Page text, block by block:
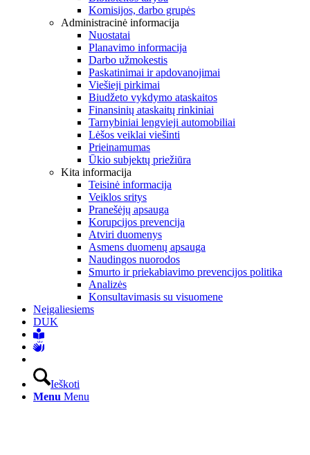
Komisijos, darbo grupės
Administracinė informacija
Nuostatai
Planavimo informacija
Darbo užmokestis
Paskatinimai ir apdovanojimai
Viešieji pirkimai
Biudžeto vykdymo ataskaitos
Finansinių ataskaitų rinkiniai
Tarnybiniai lengvieji automobiliai
Lėšos veiklai viešinti
Prieinamumas
Ūkio subjektų priežiūra
Kita informacija
Teisinė informacija
Veiklos sritys
Pranešėjų apsauga
Korupcijos prevencija
Atviri duomenys
Asmens duomenų apsauga
Naudingos nuorodos
Smurto ir priekabiavimo prevencijos politika
Analizės
Konsultavimasis su visuomene
Neįgaliesiems
DUK
Ieškoti
Menu Menu